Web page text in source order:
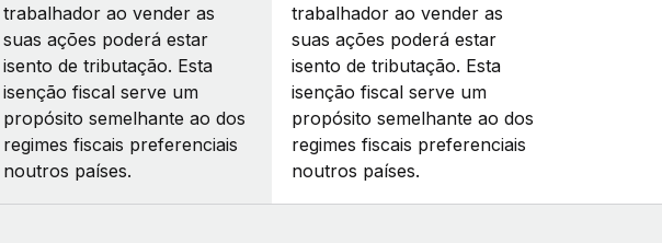
trabalhador ao vender as
suas ações poderá estar
isento de tributação. Esta
isenção fiscal serve um
propósito semelhante ao dos
regimes fiscais preferenciais
noutros países.
trabalhador ao vender as
suas ações poderá estar
isento de tributação. Esta
isenção fiscal serve um
propósito semelhante ao dos
regimes fiscais preferenciais
noutros países.